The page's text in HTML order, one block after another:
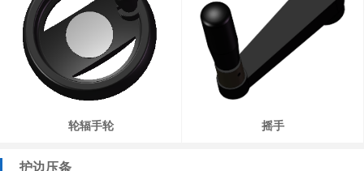
轮辐手轮 摇手
护边压条